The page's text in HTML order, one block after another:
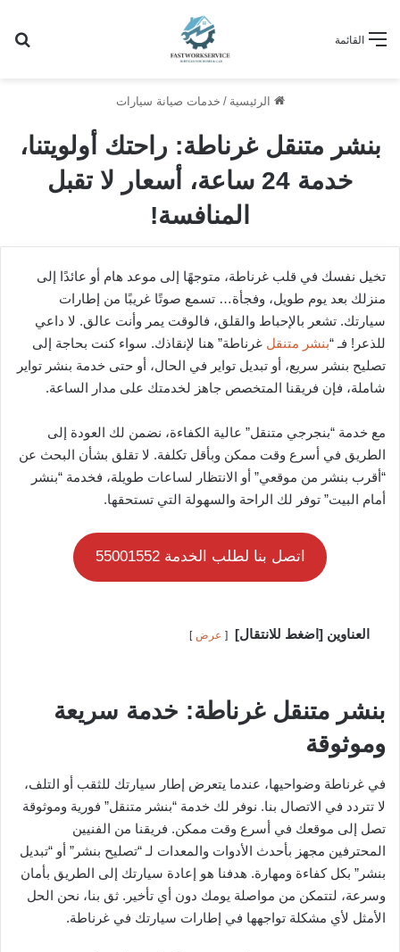
القائمة
الرئيسية / خدمات صيانة سيارات
بنشر متنقل غرناطة: راحتك أولويتنا،
خدمة 24 ساعة، أسعار لا تقبل
المنافسة!
تخيل نفسك في قلب غرناطة، متوجهًا إلى موعد هام أو عائدًا إلى
منزلك بعد يوم طويل، وفجأة… تسمع صوتًا غريبًا من إطارات
سيارتك. تشعر بالإحباط والقلق، فالوقت يمر وأنت عالق. لا داعي
للذعر! فـ “بنشر متنقل غرناطة” هنا لإنقاذك. سواء كنت بحاجة إلى
تصليح بنشر سريع، أو تبديل تواير في الحال، أو حتى خدمة بنشر تواير
شاملة، فإن فريقنا المتخصص جاهز لخدمتك على مدار الساعة.
مع خدمة “بنجرجي متنقل” عالية الكفاءة، نضمن لك العودة إلى
الطريق في أسرع وقت ممكن وبأقل تكلفة. لا تقلق بشأن البحث عن
“أقرب بنشر من موقعي” أو الانتظار لساعات طويلة، فخدمة “بنشر
أمام البيت” توفر لك الراحة والسهولة التي تستحقها.
اتصل بنا لطلب الخدمة 55001552
العناوين [اضغط للانتقال] عرض
بنشر متنقل غرناطة: خدمة سريعة
وموثوقة
في غرناطة وضواحيها، عندما يتعرض إطار سيارتك للثقب أو التلف،
لا تتردد في الاتصال بنا. نوفر لك خدمة “بنشر متنقل” فورية وموثوقة
تصل إلى موقعك في أسرع وقت ممكن. فريقنا من الفنيين
المحترفين مجهز بأحدث الأدوات والمعدات لـ “تصليح بنشر” أو “تبديل
بنشر” بكل كفاءة ومهارة. هدفنا هو إعادة سيارتك إلى الطريق بأمان
وسرعة، لتتمكن من مواصلة يومك دون أي تأخير. ثق بنا، نحن الحل
الأمثل لأي مشكلة تواجهها في إطارات سيارتك في غرناطة.